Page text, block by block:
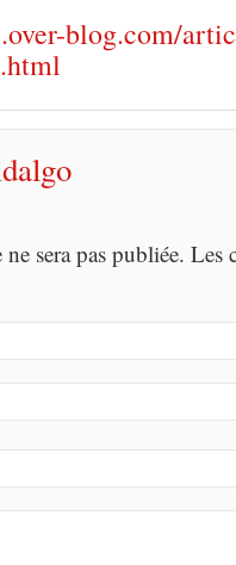
blog.com/
ne sera pas publiée.